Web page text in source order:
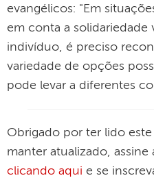
evangélicos: "Em
em conta a solidariedade
indivíduo, é preciso
variedade de opções
pode levar a diferentes
Obrigado por ter lido este
manter atualizado, assine
clicando aqui e se